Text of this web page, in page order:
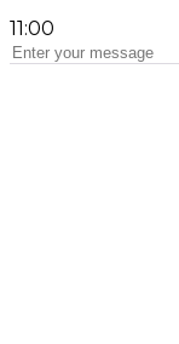
11:00